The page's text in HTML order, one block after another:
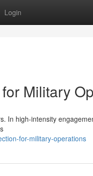
Login
Military
In high-intensity
for-military-operations